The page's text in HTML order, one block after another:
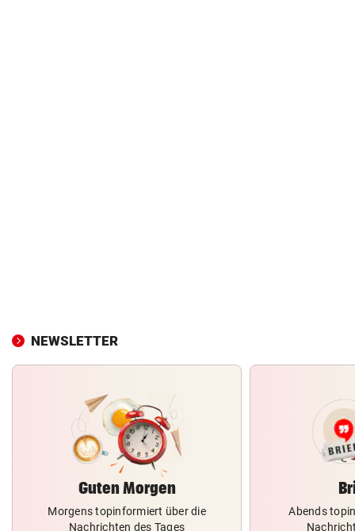
NEWSLETTER
Guten Morgen
Morgens topinformiert über die
Nachrichten des Tages
Abends